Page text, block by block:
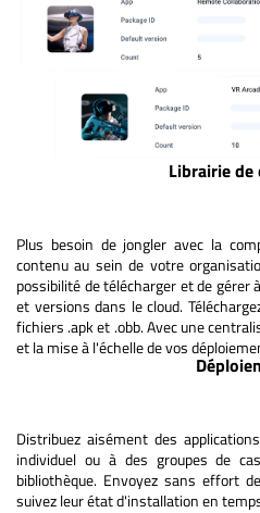
Librairie de
Plus besoin de jongler avec la
contenu au sein de votre
possibilité de télécharger et de gérer
et versions dans le cloud.
fichiers .apk et .obb. Avec une
et la mise à l'échelle de vos
Distribuez aisément des
individuel ou à des groupes de
bibliothèque. Envoyez sans effort
suivez leur état d'installation en